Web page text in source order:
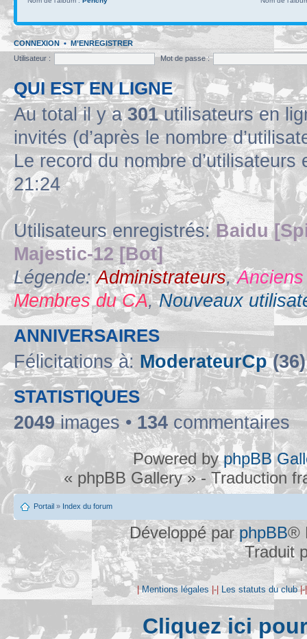
CONNEXION •M’ENREGISTRER
Utilisateur :
Mot de passe :
QUI EST EN LIGNE
Au total il y a301utilisateurs en
invités (d’après le nombre
Le record du nombre
21:24
Utilisateurs enregistrés:Baidu
Majestic-12 [Bot]
Légende:Administrateurs,
Membres du CA,Nouveaux
ANNIVERSAIRES
Félicitations à: ModerateurCp
STATISTIQUES
2049images • 134 commentaires
Powered byphpBB
« phpBB Gallery » - Traduction
Portail » Index du forum
Développé parphpBB®
Traduit
|Mentions légales |-| Les statuts du club
Cliquez ici